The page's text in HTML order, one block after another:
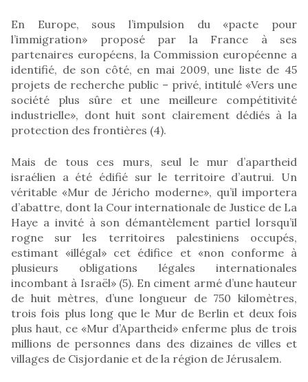
En Europe, sous l’impulsion du «pacte pour
l’immigration» proposé par la France à ses
partenaires européens, la Commission européenne a
identifié, de son côté, en mai 2009, une liste de 45
projets de recherche public – privé, intitulé «Vers une
société plus sûre et une meilleure compétitivité
industrielle», dont huit sont clairement dédiés à la
protection des frontières (4).
Mais de tous ces murs, seul le mur d’apartheid
israélien a été édifié sur le territoire d’autrui. Un
véritable «Mur de Jéricho moderne», qu’il importera
d’abattre, dont la Cour internationale de Justice de La
Haye a invité à son démantèlement partiel lorsqu’il
rogne sur les territoires palestiniens occupés,
estimant «illégal» cet édifice et «non conforme à
plusieurs obligations légales internationales
incombant à Israël» (5). En ciment armé d’une hauteur
de huit mètres, d’une longueur de 750 kilomètres,
trois fois plus long que le Mur de Berlin et deux fois
plus haut, ce «Mur d’Apartheid» enferme plus de trois
millions de personnes dans des dizaines de villes et
villages de Cisjordanie et de la région de Jérusalem.